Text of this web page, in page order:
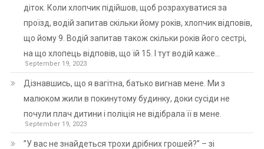
діток. Коли хлопчик підійшов, щоб розрахуватися за
проїзд, водій запитав скільки йому років, хлопчик відповів,
що йому 9. Водій запитав також скільки років його сестрі,
на що хлопець відповів, що їй 15. І тут водій каже…
September 19, 2023
Дізнавшись, що я вагітна, батько вигнав мене. Ми з
малюком жили в покинутому будинку, доки сусіди не
почули плач дитини і поліція не відібрала її в мене.
September 19, 2023
”У вас не знайдеться трохи дрібних грошей?” – зі